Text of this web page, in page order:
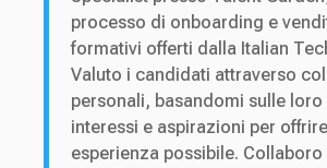
processo di onboarding e
formativi offerti dalla Italian
Valuto i candidati attraverso
personali, basandomi sulle
interessi e aspirazioni per
esperienza possibile.